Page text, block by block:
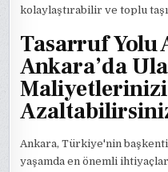
kolaylaştırabilir ve toplu
Tasarruf Yolu
Ankara’da
Maliyetlerinizi
Ankara, Türkiye'nin
yaşamda en önemli